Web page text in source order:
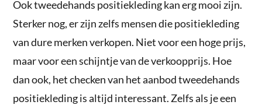
Ook tweedehands positiekleding kan erg mooi zijn.
Sterker nog, er zijn zelfs mensen die positiekleding
van dure merken verkopen. Niet voor een hoge prijs,
maar voor een schijntje van de verkoopprijs. Hoe
dan ook, het checken van het aanbod tweedehands
positiekleding is altijd interessant. Zelfs als je een